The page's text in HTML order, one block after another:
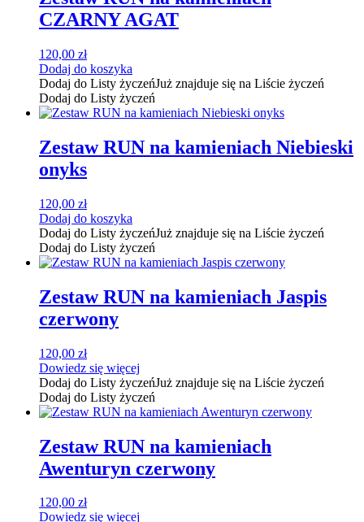
CZARNY AGAT
120,00 zł
Dodaj do koszyka
Dodaj do Listy życzeńJuż znajduje się na Liście życzeń
Dodaj do Listy życzeń
Zestaw RUN na kamieniach Niebieski
onyks
120,00 zł
Dodaj do koszyka
Dodaj do Listy życzeńJuż znajduje się na Liście życzeń
Dodaj do Listy życzeń
Zestaw RUN na kamieniach Jaspis
czerwony
120,00 zł
Dowiedz się więcej
Dodaj do Listy życzeńJuż znajduje się na Liście życzeń
Dodaj do Listy życzeń
Zestaw RUN na kamieniach
Awenturyn czerwony
120,00 zł
Dowiedz się więcej